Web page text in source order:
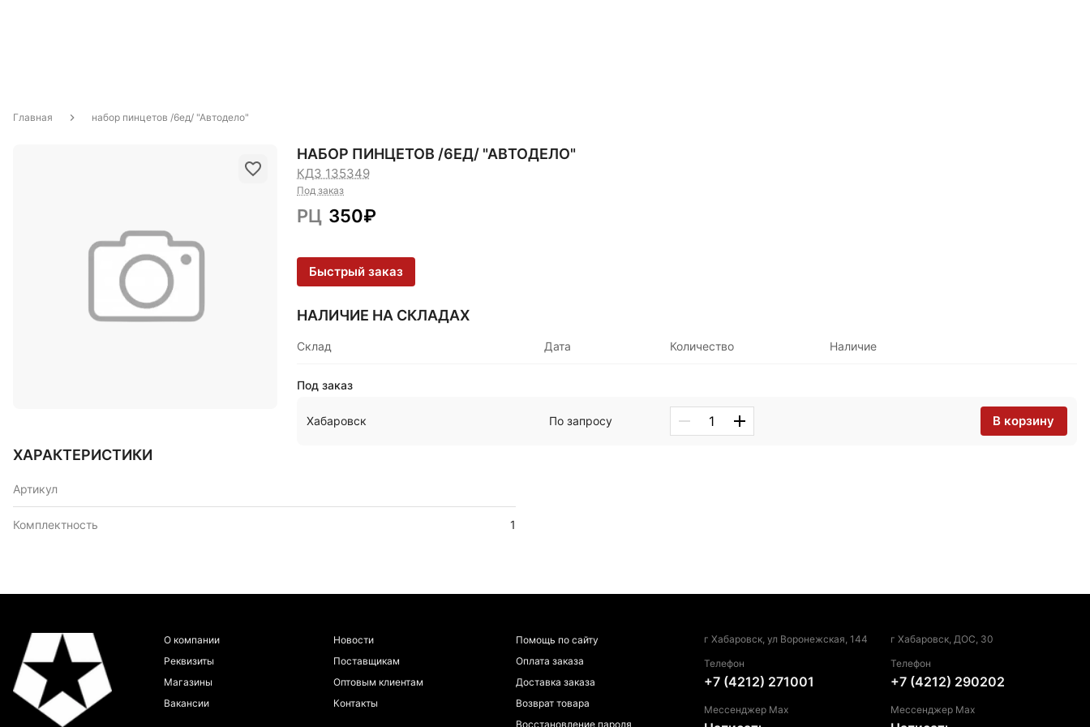
Главная набор пинцетов /6ед/ "Автодело"
НАБОР ПИНЦЕТОВ /6ЕД/ "АВТОДЕЛО"
КДЗ 135349
Под заказ
РЦ 350₽
Быстрый заказ
НАЛИЧИЕ НА СКЛАДАХ
Склад Дата Количество Наличие
Под заказ
Хабаровск По запросу В корзину
ХАРАКТЕРИСТИКИ
Артикул
Комплектность 1
О компании
Реквизиты
Магазины
Вакансии
Новости
Поставщикам
Оптовым клиентам
Контакты
Помощь по сайту
Оплата заказа
Доставка заказа
Возврат товара
Восстановление пароля
г Хабаровск, ул Воронежская, 144
Телефон
+7 (4212) 271001
Мессенджер Max
г Хабаровск, ДОС, 30
Телефон
+7 (4212) 290202
Мессенджер Max